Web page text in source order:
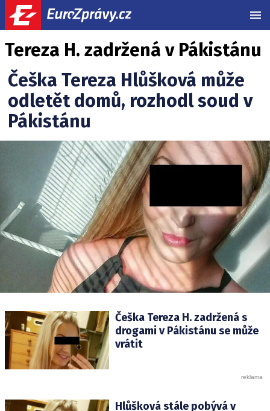
Tereza H. zadržená v Pákistánu
Češka Tereza Hlůšková může
odletět domů, rozhodl soud v
Pákistánu
Češka Tereza H. zadržená s
drogami v Pákistánu se může
vrátit
Hlůšková stále pobývá v